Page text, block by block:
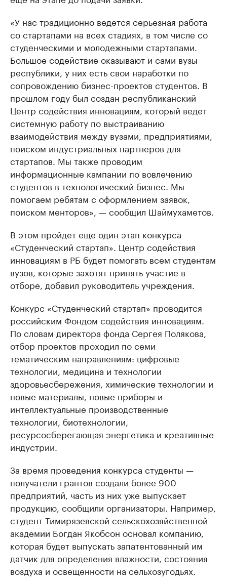
«У нас традиционно ведется серьезная работа
со стартапами на всех стадиях, в том числе со
студенческими и молодежными стартапами.
Большое содействие оказывают и сами вузы
республики, у них есть свои наработки по
сопровождению бизнес-проектов студентов. В
прошлом году был создан республиканский
Центр содействия инновациям, который ведет
системную работу по выстраиванию
взаимодействия между вузами, предприятиями,
поиском индустриальных партнеров для
стартапов. Мы также проводим
информационные кампании по вовлечению
студентов в технологический бизнес. Мы
помогаем ребятам с оформлением заявок,
поиском менторов», — сообщил Шаймухаметов.
В этом пройдет еще один этап конкурса
«Студенческий стартап». Центр содействия
инновациям в РБ будет помогать всем студентам
вузов, которые захотят принять участие в
отборе, добавил руководитель учреждения.
Конкурс «Студенческий стартап» проводится
российским Фондом содействия инновациям.
По словам директора фонда Сергея Полякова,
отбор проектов проходил по семи
тематическим направлениям: цифровые
технологии, медицина и технологии
здоровьесбережения, химические технологии и
новые материалы, новые приборы и
интеллектуальные производственные
технологии, биотехнологии,
ресурсосберегающая энергетика и креативные
индустрии.
За время проведения конкурса студенты —
получатели грантов создали более 900
предприятий, часть из них уже выпускает
продукцию, сообщили организаторы. Например,
студент Тимирязевской сельскохозяйственной
академии Богдан Якобсон основал компанию,
которая будет выпускать запатентованный им
датчик для определения влажности, состояния
воздуха и освещенности на сельхозугодьях.